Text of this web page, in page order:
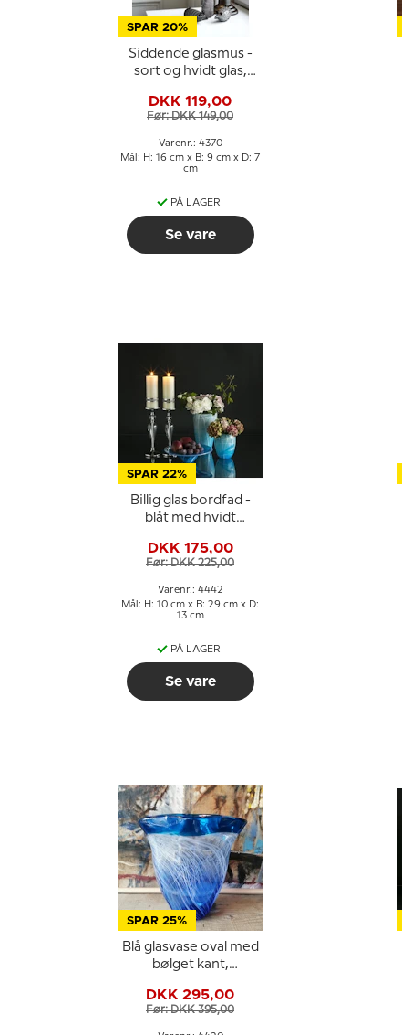
SPAR 20%
Siddende glasmus -
sort og hvidt glas,
DKK 119,00
Før: DKK 149,00
Varenr.: 4370
Mål: H: 16 cm x B: 9 cm x D: 7
cm
PÅ LAGER
Se vare
SPAR 22%
Billig glas bordfad -
blåt med hvidt
glaskunst,
DKK 175,00
Før: DKK 225,00
Varenr.: 4442
Mål: H: 10 cm x B: 29 cm x D:
13 cm
PÅ LAGER
Se vare
SPAR 25%
Blå glasvase oval med
bølget kant,
DKK 295,00
Før: DKK 395,00